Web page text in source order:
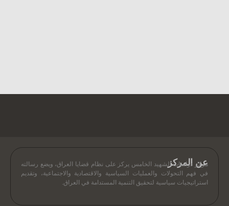
عن المركز
مركز دراسات الشهيد الخامس يركز على نظام قضايا العراق، ويضع رسالته
في فهم التحولات والعمليات السياسية والاقتصادية والاجتماعية، وتقديم
استراتيجيات سياسية لتحقيق التنمية المستدامة في العراق.